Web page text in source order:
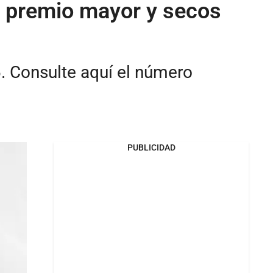
mayor y secos
Consulte aquí el número
PUBLICIDAD